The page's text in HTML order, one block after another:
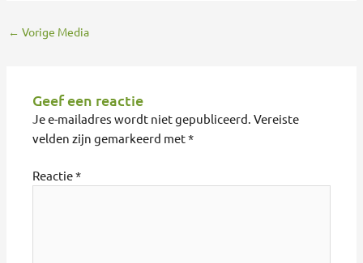
← Vorige Media
Geef een reactie
Je e-mailadres wordt niet gepubliceerd. Vereiste
velden zijn gemarkeerd met*
Reactie*